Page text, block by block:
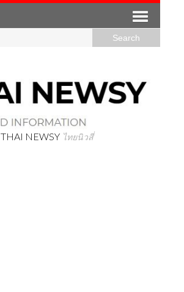
THAI NEWSY ไทยนิวสี่